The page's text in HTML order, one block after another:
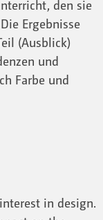
den sie
Ergebnisse
(Ausblick)
und
Farbe und
in design.